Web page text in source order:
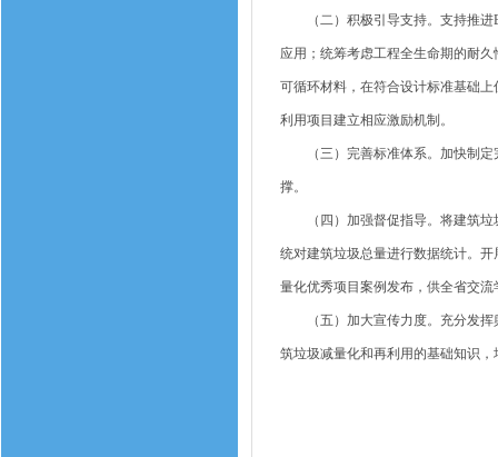
（二）积极引导支持。支持推进
应用；统筹考虑工程全生命期的耐
可循环材料，在符合设计标准基础
利用项目建立相应激励机制。
（三）完善标准体系。加快制定
撑。
（四）加强督促指导。将建筑垃
统对建筑垃圾总量进行数据统计。
量化优秀项目案例发布，供全省交流
（五）加大宣传力度。充分发挥
筑垃圾减量化和再利用的基础知识